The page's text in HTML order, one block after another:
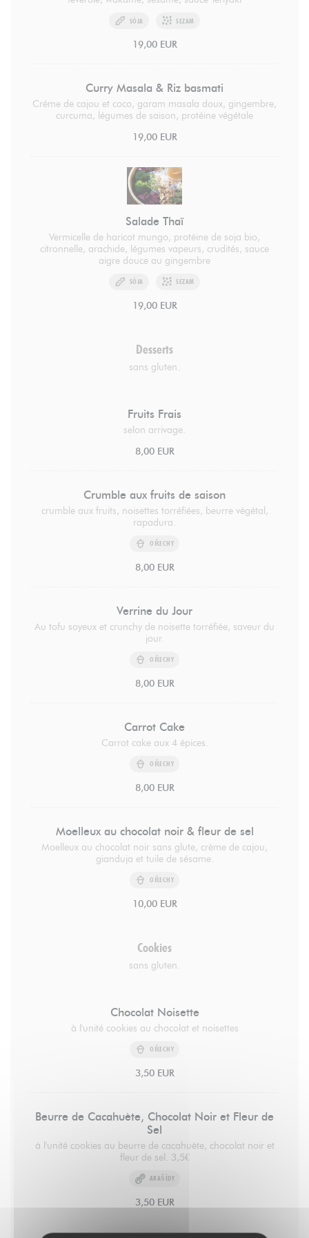
SÓJA SEZAM
19,00 EUR
Curry Masala & Riz basmati
Créme de cajou et coco, garam masala doux, gingembre,
curcuma, légumes de saison, protéine végétale
19,00 EUR
Salade Thaï
Vermicelle de haricot mungo, protéine de soja bio,
citronnelle, arachide, légumes vapeurs, crudités, sauce
aigre douce au gingembre
SÓJA SEZAM
19,00 EUR
Desserts
sans gluten.
Fruits Frais
selon arrivage.
8,00 EUR
Crumble aux fruits de saison
crumble aux fruits, noisettes torréfiées, beurre végétal,
rapadura.
OŘECHY
8,00 EUR
Verrine du Jour
Au tofu soyeux et crunchy de noisette torréfiée, saveur du
jour.
OŘECHY
8,00 EUR
Carrot Cake
Carrot cake aux 4 épices.
OŘECHY
8,00 EUR
Moelleux au chocolat noir & fleur de sel
Moelleux au chocolat noir sans glute, crème de cajou,
gianduja et tuile de sésame.
OŘECHY
10,00 EUR
Cookies
sans gluten.
Chocolat Noisette
à l'unité cookies au chocolat et noisettes
OŘECHY
3,50 EUR
Beurre de Cacahuète, Chocolat Noir et Fleur de
Sel
à l'unité cookies au beurre de cacahuète, chocolat noir et
fleur de sel. 3,5€
ARAŠÍDY
3,50 EUR